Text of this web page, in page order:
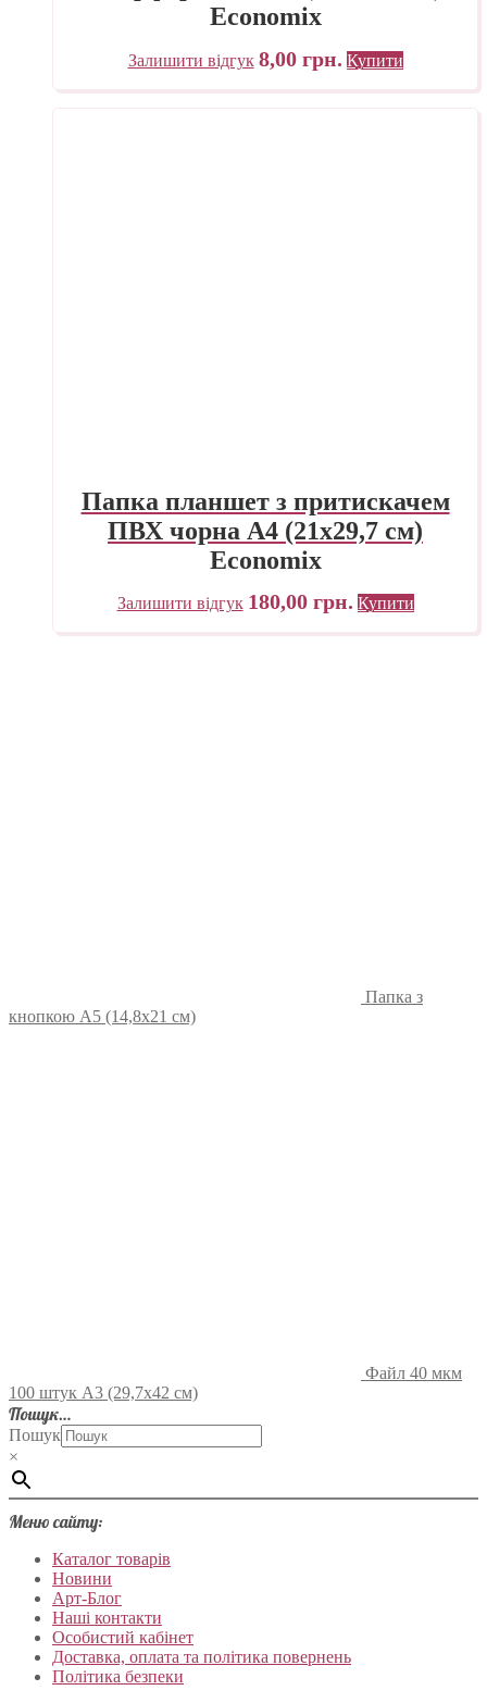
Economix
Залишити відгук 8,00 грн. Купити
Папка планшет з притискачем
ПВХ чорна А4 (21х29,7 см)
Economix
Залишити відгук 180,00 грн. Купити
Папка з
кнопкою А5 (14,8х21 см)
Файл 40 мкм
100 штук А3 (29,7х42 см)
Пошук…
Пошук
×
Меню сайту:
Каталог товарів
Новини
Арт-Блог
Наші контакти
Особистий кабінет
Доставка, оплата та політика повернень
Політика безпеки